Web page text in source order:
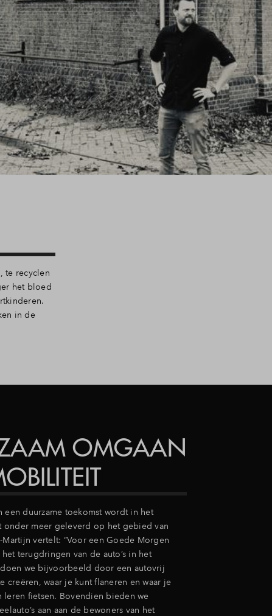
te recyclen
het bloed
in de
OMGAAN
een duurzame toekomst wordt in het
onder meer geleverd op het gebied van
vertelt: “Voor een Goede Morgen
terugdringen van de auto’s in het
we bijvoorbeeld door een autovrij
creëren, waar je kunt flaneren en waar je
leren fietsen. Bovendien bieden we
aan aan de bewoners van het